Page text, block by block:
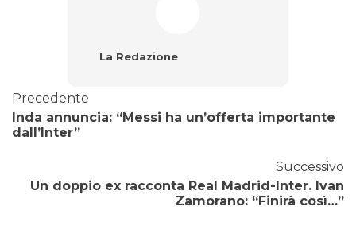
La Redazione
Precedente
Inda annuncia: “Messi ha un’offerta importante
dall’Inter”
Successivo
Un doppio ex racconta Real Madrid-Inter. Ivan
Zamorano: “Finirà così…”